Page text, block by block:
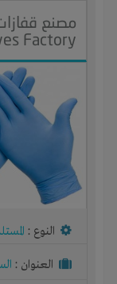
Factory
النوع :
العنوان :